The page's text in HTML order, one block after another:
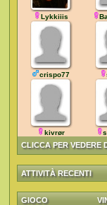
CLICCA PER VEDERE
Lykkiiis
crispo77
kivrør
ATTIVITÀ RECENTI
GIOCO